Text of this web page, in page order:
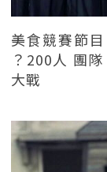
美食競賽節
？200人 團
大戰